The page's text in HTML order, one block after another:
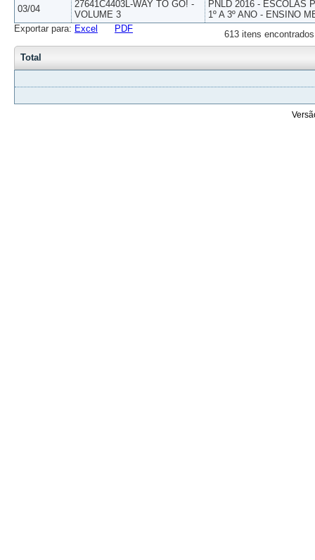
03/04
27641C4403L-WAY TO GO! -
VOLUME 3
PNLD 2016 - ESCOLAS
1º A 3º ANO - ENSINO
613 itens
Exportar para: Excel PDF
Total